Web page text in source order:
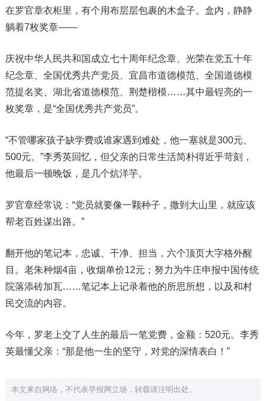
在罗官章衣柜里，有个用布层层包裹的木盒子。盒内，静静
躺着7枚奖章——
庆祝中华人民共和国成立七十周年纪念章、光荣在党五十年
纪念章、全国优秀共产党员、宜昌市道德模范、全国道德模
范提名奖、湖北省道德模范、荆楚楷模……其中最锃亮的一
枚奖章，是“全国优秀共产党员”。
“不管哪家孩子缺学费或谁家遇到难处，他一塞就是300元、
500元。”李秀英回忆，但父亲的日常生活简朴得近乎苛刻，
他最后一顿晚饭，是几个炕洋芋。
罗官章经常说：“党员就要像一颗种子，撒到大山里，就应该
帮老百姓谋出路。”
翻开他的笔记本，忠诚、干净、担当，六个顶页大字格外醒
目。老朱种烟4亩，收烟单价12元；努力为牛庄申报中国传统
院落添砖加瓦……笔记本上记录着他的所思所想，以及和村
民交流的内容。
今年，罗老上交了人生的最后一笔党费，金额：520元。李秀
英最懂父亲：“那是他一生的坚守，对党的深情表白！”
本文来自网络，不代表早报网立场，转载请注明出处。